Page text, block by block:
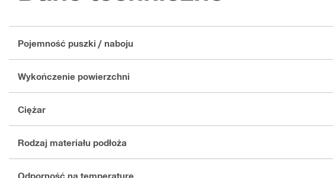
Pojemność puszki / naboju
Wykończenie powierzchni
Ciężar
Rodzaj materiału podłoża
Odporność na temperaturę